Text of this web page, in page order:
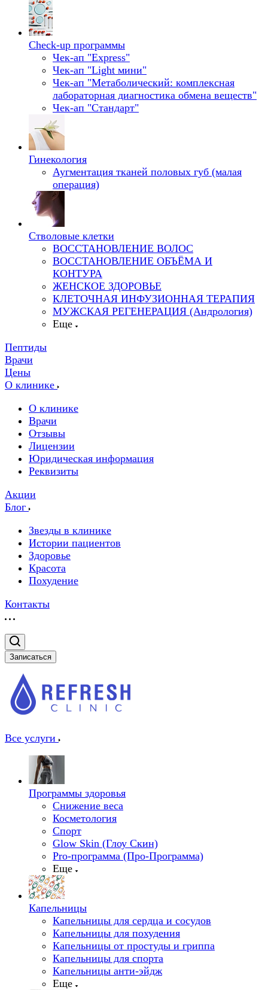
Check-up программы
Чек-ап "Express"
Чек-ап "Light мини"
Чек-ап "Метаболический: комплексная
лабораторная диагностика обмена веществ"
Чек-ап "Стандарт"
Гинекология
Аугментация тканей половых губ (малая
операция)
Стволовые клетки
ВОССТАНОВЛЕНИЕ ВОЛОС
ВОССТАНОВЛЕНИЕ ОБЪЁМА И
КОНТУРА
ЖЕНСКОЕ ЗДОРОВЬЕ
КЛЕТОЧНАЯ ИНФУЗИОННАЯ ТЕРАПИЯ
МУЖСКАЯ РЕГЕНЕРАЦИЯ (Андрология)
Еще
Пептиды
Врачи
Цены
О клинике
О клинике
Врачи
Отзывы
Лицензии
Юридическая информация
Реквизиты
Акции
Блог
Звезды в клинике
Истории пациентов
Здоровье
Красота
Похудение
Контакты
Записаться
Все услуги
Программы здоровья
Снижение веса
Косметология
Спорт
Glow Skin (Глоу Скин)
Pro-программа (Про-Программа)
Еще
Капельницы
Капельницы для сердца и сосудов
Капельницы для похудения
Капельницы от простуды и гриппа
Капельницы для спорта
Капельницы анти-эйдж
Еще